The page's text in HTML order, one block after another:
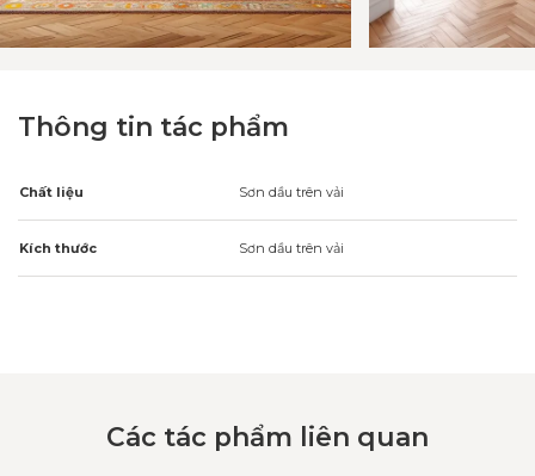
Thông tin tác phẩm
Chất liệu Sơn dầu trên vải
Kích thước Sơn dầu trên vải
Các tác phẩm liên quan